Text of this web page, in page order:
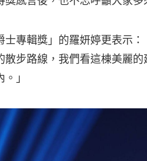
士專輯獎」的羅妍婷更表示
散步路線，我們看這棟美麗
」